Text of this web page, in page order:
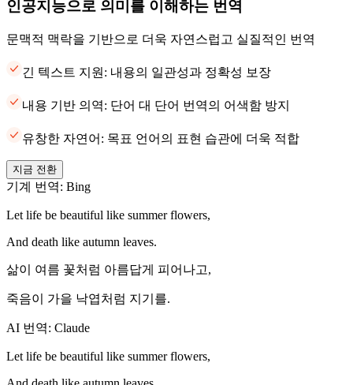
인공지능으로 의미를 이해하는 번역
문맥적 맥락을 기반으로 더욱 자연스럽고 실질적인 번역
긴 텍스트 지원: 내용의 일관성과 정확성 보장
내용 기반 의역: 단어 대 단어 번역의 어색함 방지
유창한 자연어: 목표 언어의 표현 습관에 더욱 적합
지금 전환
기계 번역: Bing
Let life be beautiful like summer flowers,
And death like autumn leaves.
삶이 여름 꽃처럼 아름답게 피어나고,
죽음이 가을 낙엽처럼 지기를.
AI 번역: Claude
Let life be beautiful like summer flowers,